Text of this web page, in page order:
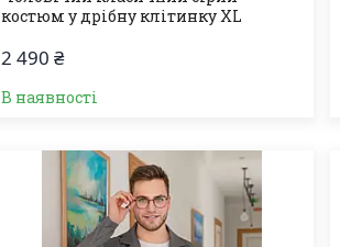
костюм у дрібну клітинку XL
2 490 ₴
В наявності